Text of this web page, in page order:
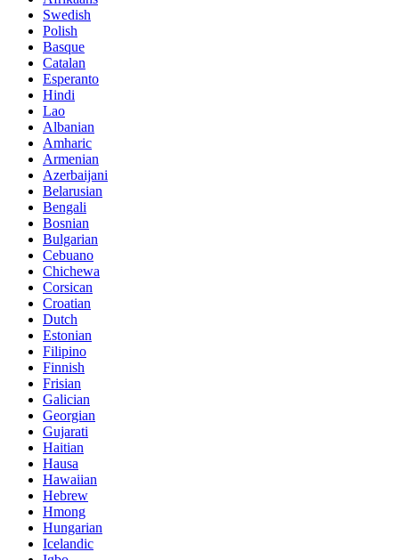
Swedish
Polish
Basque
Catalan
Esperanto
Hindi
Lao
Albanian
Amharic
Armenian
Azerbaijani
Belarusian
Bengali
Bosnian
Bulgarian
Cebuano
Chichewa
Corsican
Croatian
Dutch
Estonian
Filipino
Finnish
Frisian
Galician
Georgian
Gujarati
Haitian
Hausa
Hawaiian
Hebrew
Hmong
Hungarian
Icelandic